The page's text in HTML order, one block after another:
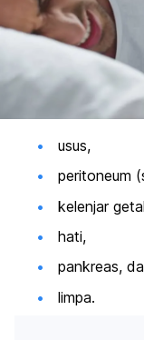
usus,
peritoneum
kelenjar
hati,
pankreas,
limpa.